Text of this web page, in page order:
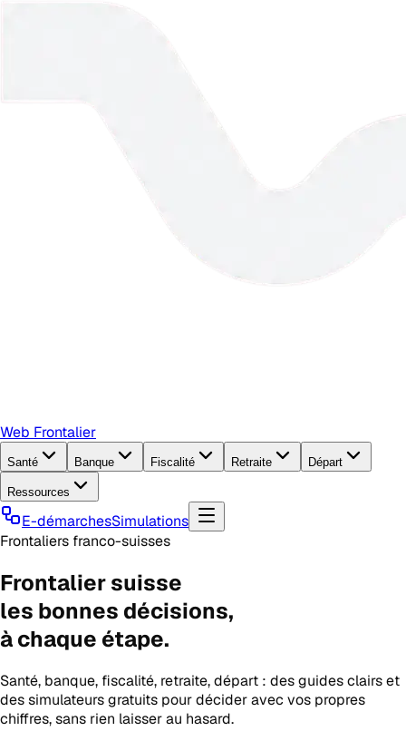
Web Frontalier
Santé Banque Fiscalité Retraite Départ
Ressources
E-démarchesSimulations
Frontaliers franco-suisses
Frontalier suisse
les bonnes décisions,
à chaque étape.
Santé, banque, fiscalité, retraite, départ : des guides clairs et
des simulateurs gratuits pour décider avec vos propres
chiffres, sans rien laisser au hasard.